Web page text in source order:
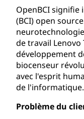
OpenBCI
(BCI) open
de travail
développement
biocenseur
avec l'esprit
de l'informatique.
Problème du